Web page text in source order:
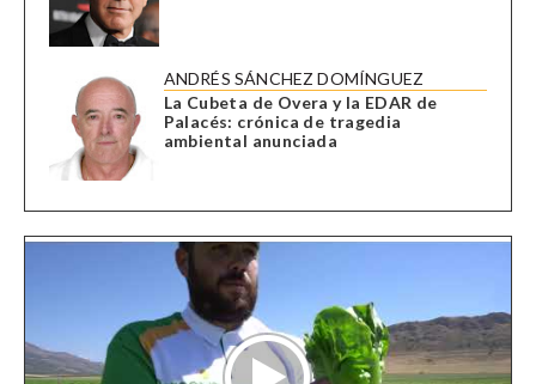
ANDRÉS SÁNCHEZ DOMÍNGUEZ
La Cubeta de Overa y la EDAR de
Palacés: crónica de tragedia
ambiental anunciada